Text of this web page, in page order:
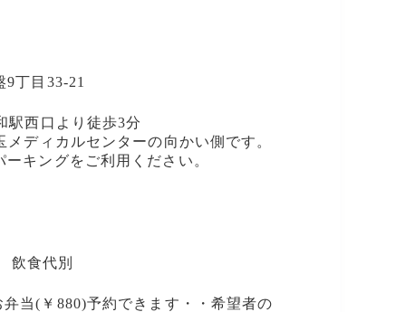
丁目33-21
西口より徒歩3分
メディカルセンターの向かい側です。
キングをご利用ください。
食代別
弁当(￥880)予約できます・・希望者の